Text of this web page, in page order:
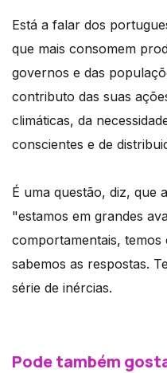
Está a falar dos
que mais consomem
governos e das
contributo das suas
climáticas, da
conscientes e de
É uma questão, diz, que
"estamos em grandes
comportamentais,
sabemos as respostas.
série de inércias.
Pode também